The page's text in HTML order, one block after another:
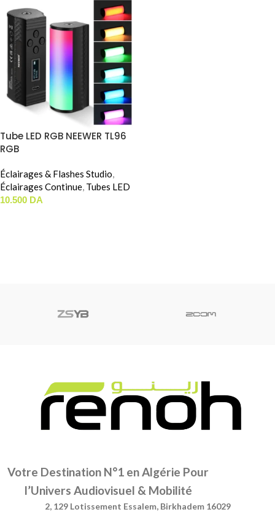
Tube LED RGB NEEWER TL96
RGB
Éclairages & Flashes Studio,
Éclairages Continue, Tubes LED
10.500 DA
Votre Destination N°1 en Algérie Pour
l’Univers Audiovisuel & Mobilité
2, 129 Lotissement Essalem, Birkhadem 16029